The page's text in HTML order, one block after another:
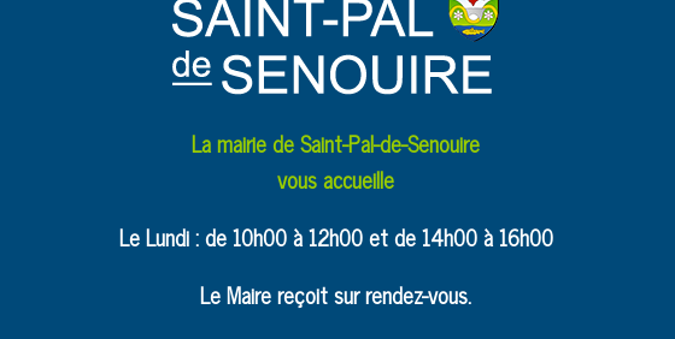
La mairie de Saint-Pal-de-Senouire
vous accueille
Le Lundi : de 10h00 à 12h00 et de 14h00 à 16h00
Le Maire reçoit sur rendez-vous.